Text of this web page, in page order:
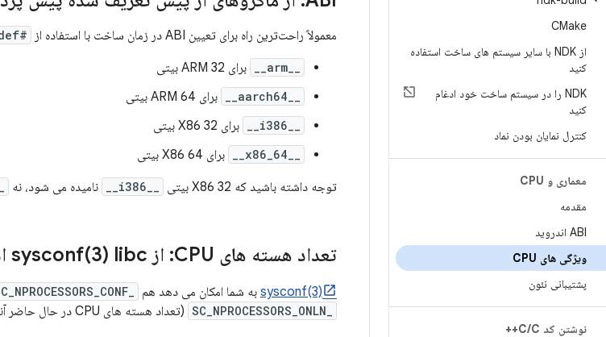
CMake
از NDK با سایر سیستم های ساخت استفاده
کنید
NDK را در سیستم ساخت خود ادغام
کنید
کنترل نمایان بودن نماد
معماری و CPU
مقدمه
ABI اندروید
ویژگی های CPU
پشتیبانی نئون
نوشتن کد C /C++
معمولاً راحت‌ترین راه برای تعیین ABI در زمان ساخت با استفاده از #ifdef
برای ARM 32 بیتی
برای ARM 64 بیتی
برای X86 32 بیتی
برای X86 64 بیتی
توجه داشته باشید که X86 32 بیتی
نامیده می شود، نه
تعداد هسته های CPU: از sysconf(3) libc استفاده کنید
sysconf(3) به شما امکان می دهد هم
(تعداد هسته های CPU در حال حاضر آنلاین) را پرس و جو کنید.